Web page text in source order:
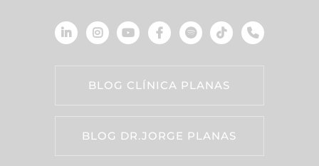
BLOG CLÍNICA PLANAS
BLOG DR.JORGE PLANAS